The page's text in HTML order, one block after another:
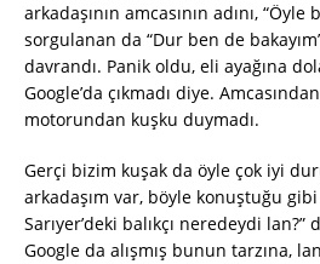
arkadaşının amcasının adını,
sorgulanan da “Dur ben de
davrandı. Panik oldu, eli ayağına
Google’da çıkmadı diye.
motorundan kuşku duymadı.
Gerçi bizim kuşak da öyle çok iyi
arkadaşım var, böyle konuştuğu gibi
Sarıyer’deki balıkçı neredeydi lan?”
Google da alışmış bunun tarzına,